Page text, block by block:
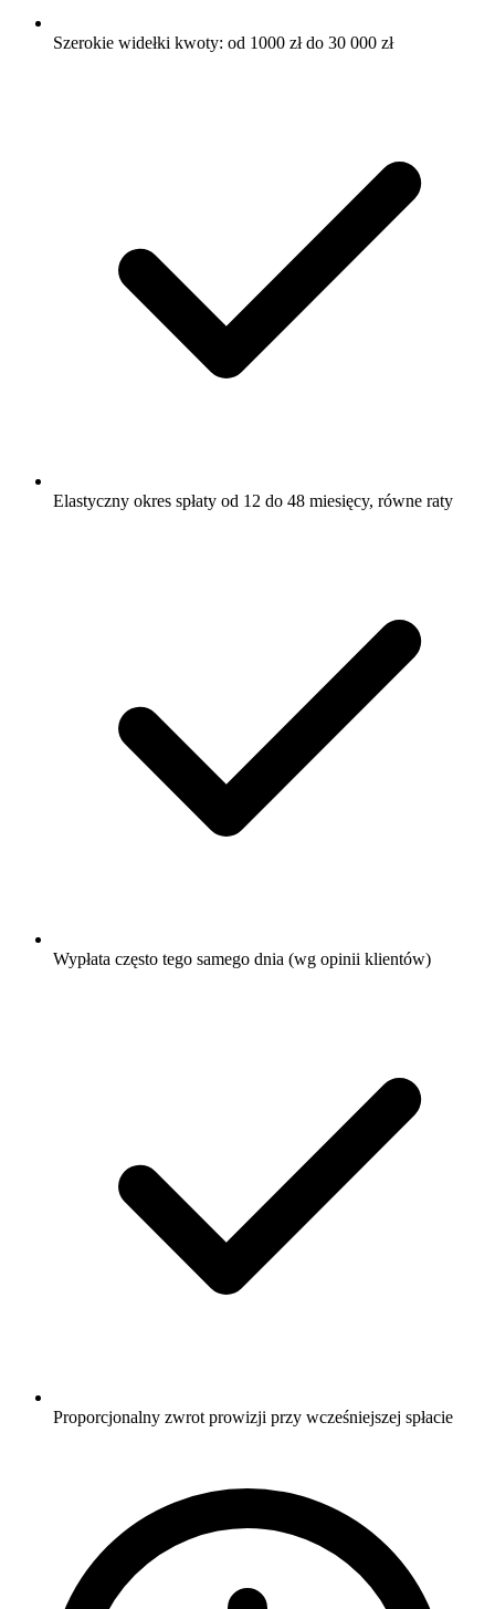
Szerokie widełki kwoty: od 1000 zł do 30 000 zł
Elastyczny okres spłaty od 12 do 48 miesięcy, równe raty
Wypłata często tego samego dnia (wg opinii klientów)
Proporcjonalny zwrot prowizji przy wcześniejszej spłacie